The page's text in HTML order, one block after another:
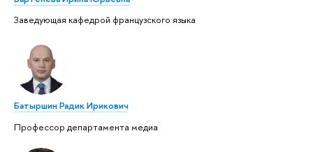
Заведующая кафедрой французского языка
Батыршин Радик Ирикович
Профессор департамента медиа